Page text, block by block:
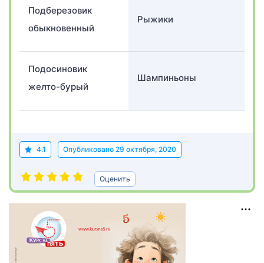
Подберезовик
обыкновенный
Рыжики
Подосиновик
желто-бурый
Шампиньоны
4.1 Опубликовано 29 октября, 2020
Оценить